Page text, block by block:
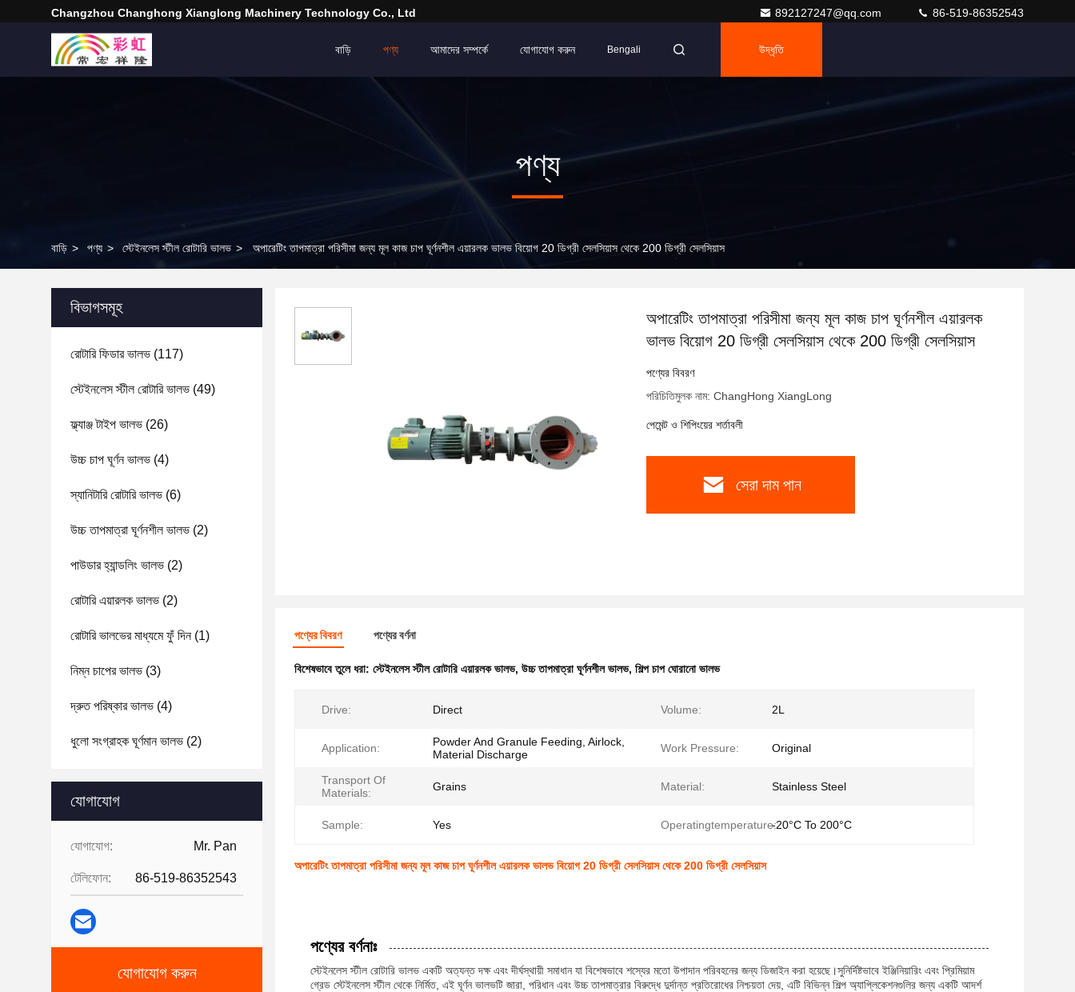
Changzhou Changhong Xianglong Machinery Technology Co., Ltd 892127247@qq.com 86-519-86352543
বাড়ি পণ্য আমাদের সম্পর্কে যোগাযোগ করুন Bengali উদ্ধৃতি
পণ্য
বাড়ি > পণ্য > স্টেইনলেস স্টীল রোটারি ভালভ > অপারেটিং তাপমাত্রা পরিসীমা জন্য মূল কাজ চাপ ঘূর্ণনশীল এয়ারলক ভালভ বিয়োগ 20 ডিগ্রী সেলসিয়াস থেকে 200 ডিগ্রী সেলসিয়াস
বিভাগসমূহ
রোটারি ফিডার ভালভ (117)
স্টেইনলেস স্টীল রোটারি ভালভ (49)
ফ্ল্যাঞ্জ টাইপ ভালভ (26)
উচ্চ চাপ ঘূর্ণন ভালভ (4)
স্যানিটারি রোটারি ভালভ (6)
উচ্চ তাপমাত্রা ঘূর্ণনশীল ভালভ (2)
পাউডার হ্যান্ডলিং ভালভ (2)
রোটারি এয়ারলক ভালভ (2)
রোটারি ভালভের মাধ্যমে ফুঁ দিন(1)
নিম্ন চাপের ভালভ (3)
দ্রুত পরিষ্কার ভালভ (4)
ধুলো সংগ্রাহক ঘূর্ণমান ভালভ (2)
যোগাযোগ
যোগাযোগ: Mr. Pan
টেলিফোন: 86-519-86352543
যোগাযোগ করুন
অপারেটিং তাপমাত্রা পরিসীমা জন্য মূল কাজ চাপ ঘূর্ণনশীল এয়ারলক
ভালভ বিয়োগ 20 ডিগ্রী সেলসিয়াস থেকে 200 ডিগ্রী সেলসিয়াস
পণ্যের বিবরণ
পরিচিতিমুলক নাম: ChangHong XiangLong
পেমেন্ট ও শিপিংয়ের শর্তাবলী
সেরা দাম পান
পণ্যের বিবরণ পণ্যের বর্ণনা
বিশেষভাবে তুলে ধরা: স্টেইনলেস স্টীল রোটারি এয়ারলক ভালভ, উচ্চ তাপমাত্রা ঘূর্ণনশীল ভালভ, শিল্প চাপ ঘোরানো ভালভ
Drive: Direct Volume: 2L
Application:
Powder And Granule Feeding, Airlock,
Material Discharge
Work Pressure: Original
Transport Of
Materials:
Grains Material: Stainless Steel
Sample: Yes Operatingtemperature:-20°C To 200°C
অপারেটিং তাপমাত্রা পরিসীমা জন্য মূল কাজ চাপ ঘূর্ণনশীল এয়ারলক ভালভ বিয়োগ 20 ডিগ্রী সেলসিয়াস থেকে 200 ডিগ্রী সেলসিয়াস
পণ্যের বর্ণনাঃ
স্টেইনলেস স্টীল রোটারি ভালভ একটি অত্যন্ত দক্ষ এবং দীর্ঘস্থায়ী সমাধান যা বিশেষভাবে শস্যের মতো উপাদান পরিবহনের জন্য ডিজাইন করা হয়েছে।সুনির্দিষ্টভাবে ইঞ্জিনিয়ারিং এবং প্রিমিয়াম
গ্রেড স্টেইনলেস স্টীল থেকে নির্মিত, এই ঘূর্ণন ভালভটি জারা, পরিধান এবং উচ্চ তাপমাত্রার বিরুদ্ধে দুর্দান্ত প্রতিরোধের নিশ্চয়তা দেয়, এটি বিভিন্ন শিল্প অ্যাপ্লিকেশনগুলির জন্য একটি আদর্শ